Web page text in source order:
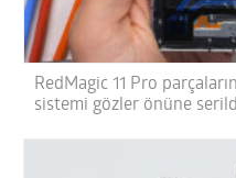
RedMagic 11 Pro
sistemi gözler önüne